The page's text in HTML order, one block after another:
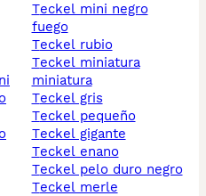
teckel mini negro
fuego
teckel rubio
teckel miniatura
miniatura
teckel gris
teckel pequeño
teckel gigante
teckel enano
teckel pelo duro negro
teckel merle